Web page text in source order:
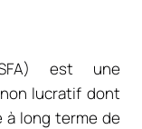
est une
lucratif dont
à long terme de